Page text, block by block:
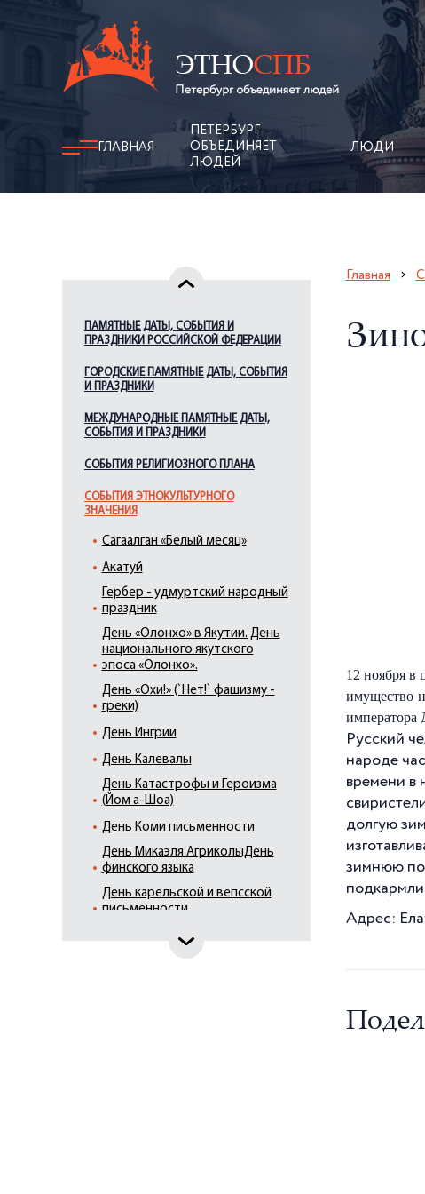
ГЛАВНАЯ
ПЕТЕРБУРГ
ОБЪЕДИНЯЕТ
ЛЮДЕЙ
ЛЮДИ
ПАМЯТНЫЕ ДАТЫ, СОБЫТИЯ И
ПРАЗДНИКИ РОССИЙСКОЙ ФЕДЕРАЦИИ
ГОРОДСКИЕ ПАМЯТНЫЕ ДАТЫ, СОБЫТИЯ
И ПРАЗДНИКИ
МЕЖДУНАРОДНЫЕ ПАМЯТНЫЕ ДАТЫ,
СОБЫТИЯ И ПРАЗДНИКИ
СОБЫТИЯ РЕЛИГИОЗНОГО ПЛАНА
СОБЫТИЯ ЭТНОКУЛЬТУРНОГО
ЗНАЧЕНИЯ
Cагаалган «Белый месяц»
Акатуй
Гербер - удмуртский народный
праздник
День «Олонхо» в Якутии. День
национального якутского
эпоса «Олонхо».
День «Охи!» (`Нет!` фашизму -
греки)
День Ингрии
День Калевалы
День Катастрофы и Героизма
(Йом а-Шоа)
День Коми письменности
День Микаэля АгриколыДень
финского языка
День карельской и вепсской
письменности
День матери (греки, латыши,
литовцы, немцы, финны,
Главная
12 ноября в
имущество
императора
Русский
народе
времени в
долгую
зимнюю
Адрес: